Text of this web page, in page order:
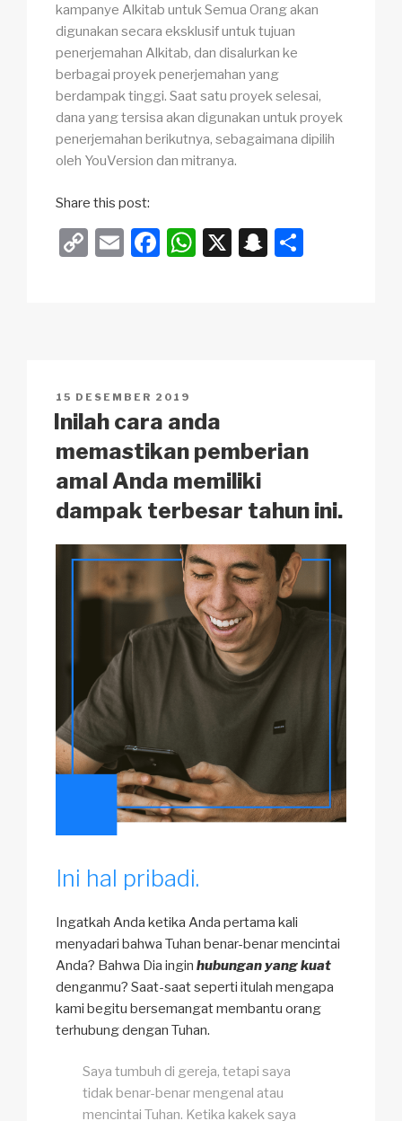
kampanye Alkitab untuk Semua Orang akan
digunakan secara eksklusif untuk tujuan
penerjemahan Alkitab, dan disalurkan ke
berbagai proyek penerjemahan yang
berdampak tinggi. Saat satu proyek selesai,
dana yang tersisa akan digunakan untuk proyek
penerjemahan berikutnya, sebagaimana dipilih
oleh YouVersion dan mitranya.
Share this post:
C
n
k
E
F
o
o
k
W
p
X
S
POSTED
ON
15 DESEMBER 2019
Inilah cara anda
memastikan pemberian
amal Anda memiliki
dampak terbesar tahun ini.
Ini hal pribadi.
Ingatkah Anda ketika Anda pertama kali
menyadari bahwa Tuhan benar-benar mencintai
Anda? Bahwa Dia ingin hubungan yang kuat
denganmu? Saat-saat seperti itulah mengapa
kami begitu bersemangat membantu orang
terhubung dengan Tuhan.
Saya tumbuh di gereja, tetapi saya
tidak benar-benar mengenal atau
mencintai Tuhan. Ketika kakek saya